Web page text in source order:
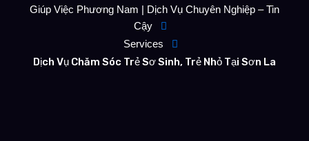
Giúp Việc Phương Nam | Dịch Vụ Chuyên Nghiệp – Tin
Cậy
Services
Dịch Vụ Chăm Sóc Trẻ Sơ Sinh, Trẻ Nhỏ Tại Sơn La